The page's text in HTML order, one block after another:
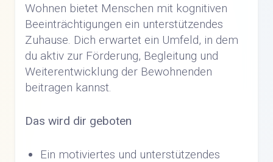
Wohnen bietet Menschen mit kognitiven
Beeinträchtigungen ein unterstützendes
Zuhause. Dich erwartet ein Umfeld, in dem
du aktiv zur Förderung, Begleitung und
Weiterentwicklung der Bewohnenden
beitragen kannst.
Das wird dir geboten
Ein motiviertes und unterstützendes